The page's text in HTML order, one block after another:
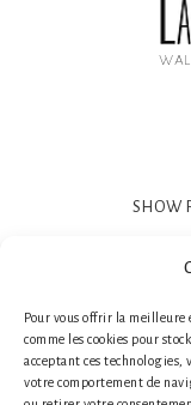
Pour vous offrir la meilleure
comme les cookies pour
acceptant ces technologies,
votre comportement de
SHOW
Tél. 1 :